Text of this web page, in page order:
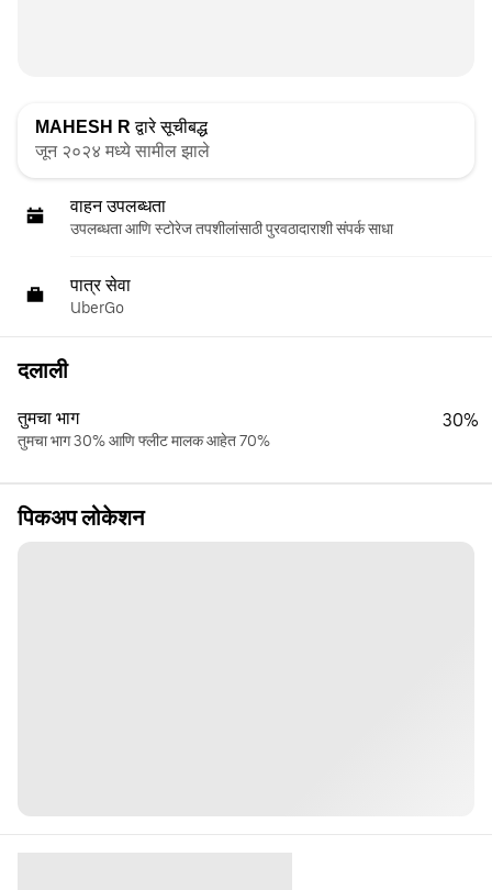
MAHESH R द्वारे सूचीबद्ध
जून २०२४ मध्ये सामील झाले
वाहन उपलब्धता
उपलब्धता आणि स्टोरेज तपशीलांसाठी पुरवठादाराशी संपर्क साधा
पात्र सेवा
UberGo
दलाली
तुमचा भाग
तुमचा भाग 30% आणि फ्लीट मालक आहेत 70%
30%
पिकअप लोकेशन